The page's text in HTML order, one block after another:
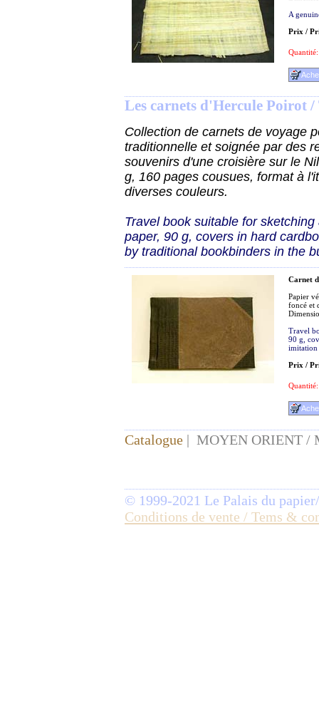
A
Prix /
Quantité:
Les carnets d'Hercule Poirot
Collection de carnets de voyage
traditionnelle et soignée par des
souvenirs d'une croisière sur le
g, 160 pages cousues, format à
diverses couleurs.
Travel book suitable for
paper, 90 g, covers in hard
by traditional bookbinders in the
Carnet
Papier
foncé et
Travel
90 g,
imitation
Prix /
Quantité:
Catalogue | MOYEN ORIENT /
© 1999-2021 Le Palais du
Conditions de vente / Tems &